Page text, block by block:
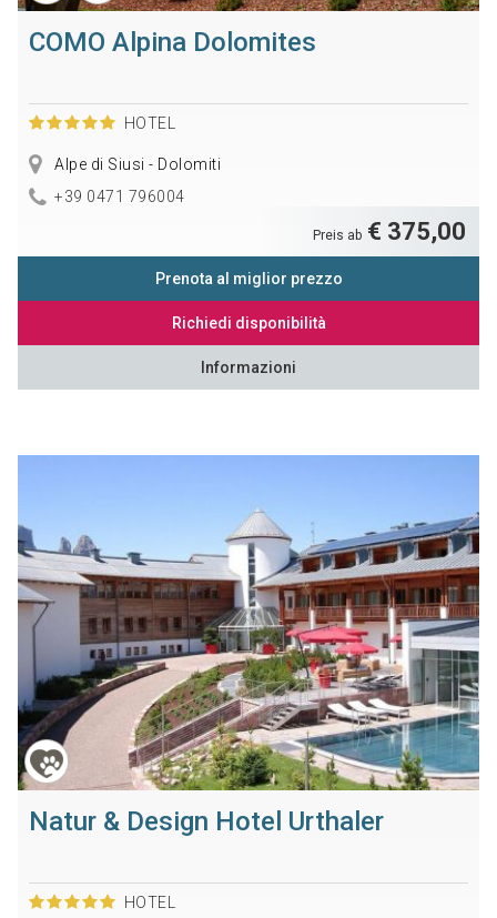
COMO Alpina Dolomites
HOTEL
Alpe di Siusi - Dolomiti
+39 0471 796004
Preis ab € 375,00
Prenota al miglior prezzo
Richiedi disponibilità
Informazioni
Natur & Design Hotel Urthaler
HOTEL